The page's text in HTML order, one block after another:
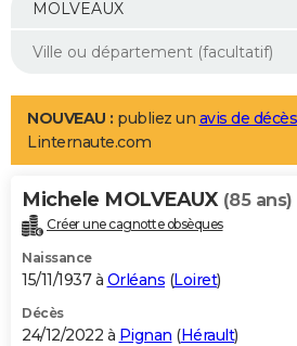
Mobiles
Meilleur smartphone
Internet
Ordinateurs
Jeux vidéo
Guide high-tech
Aménagement intérieur
LIFESTYLE
Art de vivre
Bien-être
Loisirs
Mode
Modes de vie
Alimentation
Guide de la santé
Maladies
Médicaments
Sommeil
VOYAGE
Destinations
City break
Voyage nature
Voyage de noces
Forum
Climat
+PHOTO
GUIDES D'ACHAT
BONS PLANS
NOUVEAU : publiez un avis de
Linternaute.com
Michele MOLVEAUX (85 ans)
Créer une cagnotte obsèques
Naissance
15/11/1937 à Orléans (Loiret)
Décès
24/12/2022 à Pignan (Hérault)